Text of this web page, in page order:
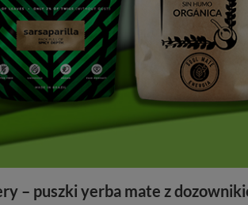
– puszki yerba mate z